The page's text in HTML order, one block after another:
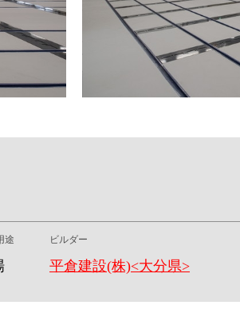
途 ビルダー
平倉建設(株)<大分県>